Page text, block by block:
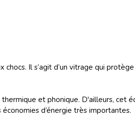
Il s’agit d’un vitrage qui
et phonique. D'ailleurs, cet
d’énergie très importantes.